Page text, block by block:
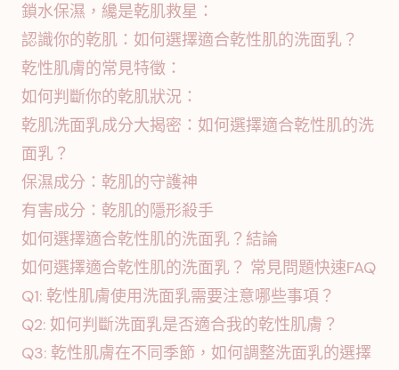
鎖水保濕，纔是乾肌救星：
認識你的乾肌：如何選擇適合乾性肌的洗面乳？
乾性肌膚的常見特徵：
如何判斷你的乾肌狀況：
乾肌洗面乳成分大揭密：如何選擇適合乾性肌的洗
面乳？
保濕成分：乾肌的守護神
有害成分：乾肌的隱形殺手
如何選擇適合乾性肌的洗面乳？結論
如何選擇適合乾性肌的洗面乳？ 常見問題快速FAQ
Q1: 乾性肌膚使用洗面乳需要注意哪些事項？
Q2: 如何判斷洗面乳是否適合我的乾性肌膚？
Q3: 乾性肌膚在不同季節，如何調整洗面乳的選擇